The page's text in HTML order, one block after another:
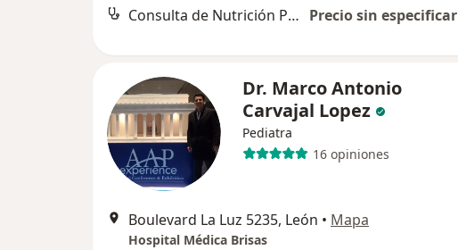
Consulta de Nutrición Pediátrica Precio sin especificar
Dr. Marco Antonio
Carvajal Lopez
Pediatra
16 opiniones
Boulevard La Luz 5235, León • Mapa
Hospital Médica Brisas